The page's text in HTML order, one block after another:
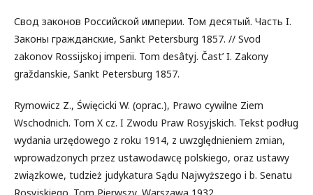
Свод законов Российской империи. Том десятый. Часть I.
Законы гражданские, Sankt Petersburg 1857. // Svod
zakonov Rossijskoj imperii. Tom desâtyj. Čast’ I. Zakony
graždanskie, Sankt Petersburg 1857.
Rymowicz Z., Święcicki W. (oprac.), Prawo cywilne Ziem
Wschodnich. Tom X cz. I Zwodu Praw Rosyjskich. Tekst podług
wydania urzędowego z roku 1914, z uwzględnieniem zmian,
wprowadzonych przez ustawodawcę polskiego, oraz ustawy
związkowe, tudzież judykatura Sądu Najwyższego i b. Senatu